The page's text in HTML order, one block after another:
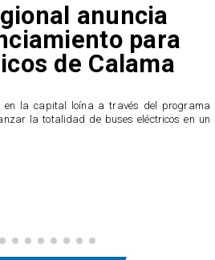
anuncia
para
de Calama
en la capital loína a través del programa
la totalidad de buses eléctricos en un